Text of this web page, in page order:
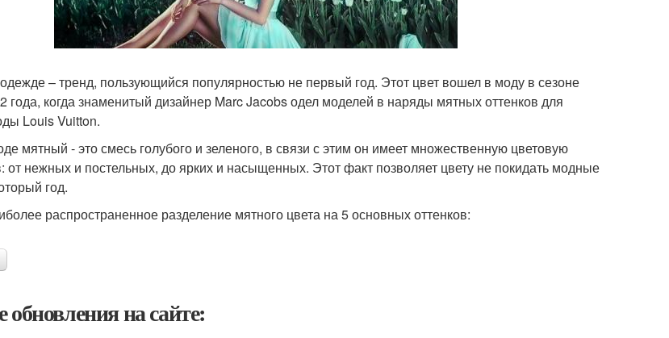
– тренд, пользующийся популярностью не первый год. Этот цвет вошел в моду в сезоне
года, когда знаменитый дизайнер Marc Jacobs одел моделей в наряды мятных оттенков для
Louis Vuitton.
мятный - это смесь голубого и зеленого, в связи с этим он имеет множественную цветовую
от нежных и постельных, до ярких и насыщенных. Этот факт позволяет цвету не покидать модные
год.
распространенное разделение мятного цвета на 5 основных оттенков:
обновления на сайте: